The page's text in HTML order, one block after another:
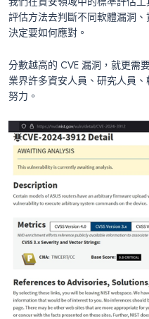
評估方法去判斷不同軟體漏洞
決定要如何應對。
分數越高的 CVE 漏洞，就更需
業界許多資安人員、研究人員
努力。